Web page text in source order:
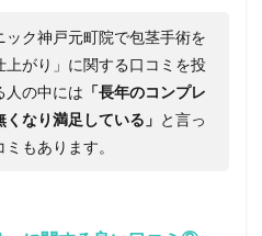
ック神戸元町院で包茎手術を
上がり」に関する口コミを投
人の中には 「長年のコンプレ
くなり満足している」 と言っ
もあります。